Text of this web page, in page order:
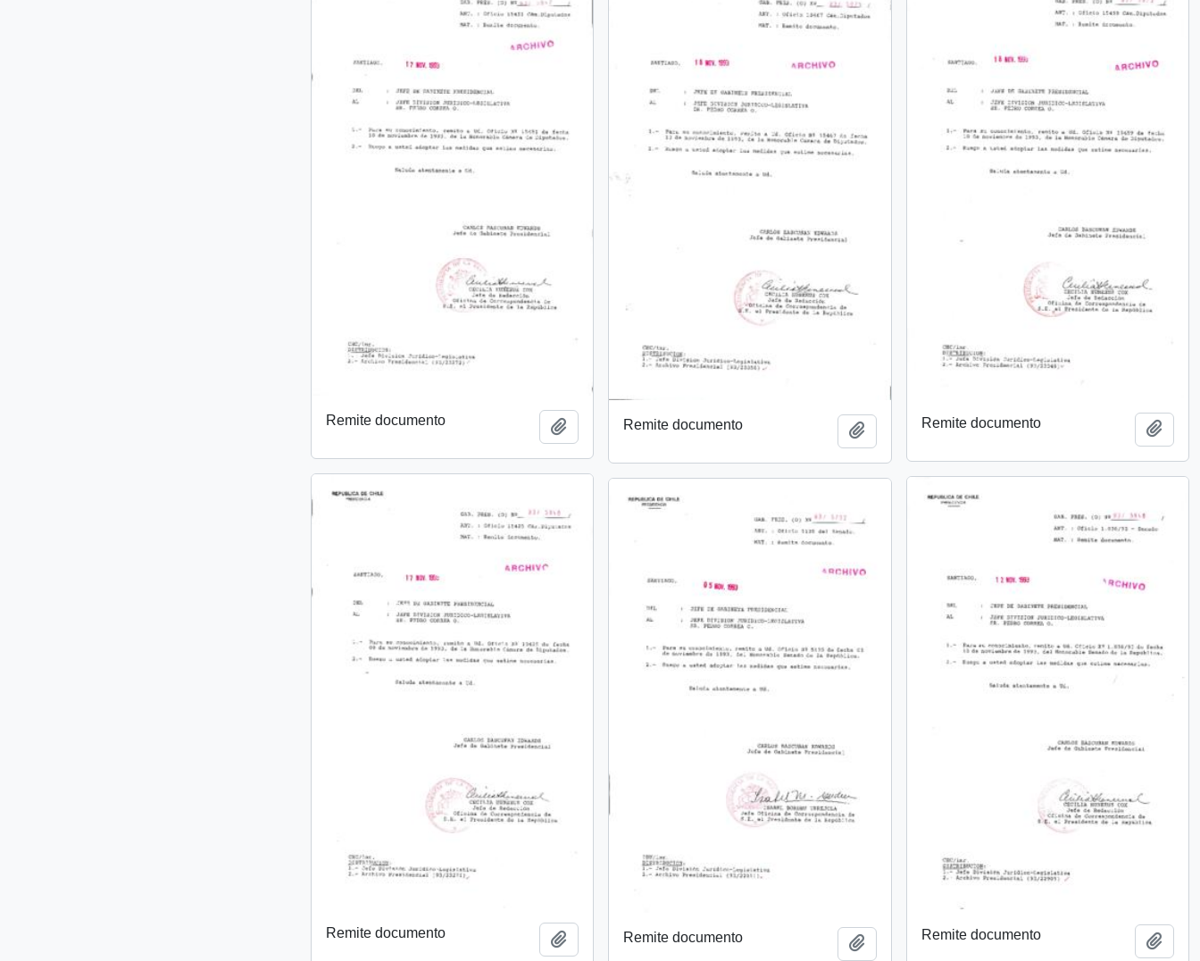
Remite documento Añadir al portapapeles
Remite documento
Remite documento Añadir al portapapeles
Remite documento Añadir al portapapeles Remite documento
Remite documento Añadir al portapapeles